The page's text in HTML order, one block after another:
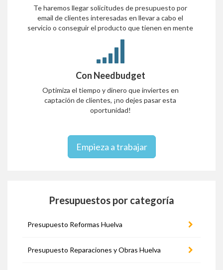
Te haremos llegar solicitudes de presupuesto por
email de clientes interesadas en llevar a cabo el
servicio o conseguir el producto que tienen en mente
Con Needbudget
Optimiza el tiempo y dinero que inviertes en
captación de clientes, ¡no dejes pasar esta
oportunidad!
Empieza a trabajar
Presupuestos por categoría
Presupuesto Reformas Huelva
Presupuesto Reparaciones y Obras Huelva